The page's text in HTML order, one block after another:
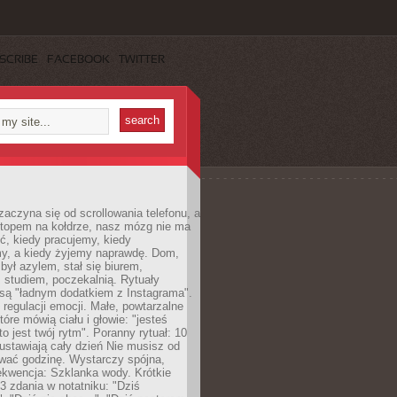
FACEBOOK TWITTER
się od scrollowania telefonu, a
na kołdrze, nasz mózg nie ma
kiedy pracujemy, kiedy
a kiedy żyjemy naprawdę. Dom,
azylem, stał się biurem,
studiem, poczekalnią. Rytuały
"ładnym dodatkiem z Instagrama".
emocji. Małe, powtarzalne
mówią ciału i głowie: "jesteś
jest twój rytm". Poranny rytuał: 10
cały dzień Nie musisz od
godzinę. Wystarczy spójna,
Szklanka wody. Krótkie
zdania w notatniku: "Dziś